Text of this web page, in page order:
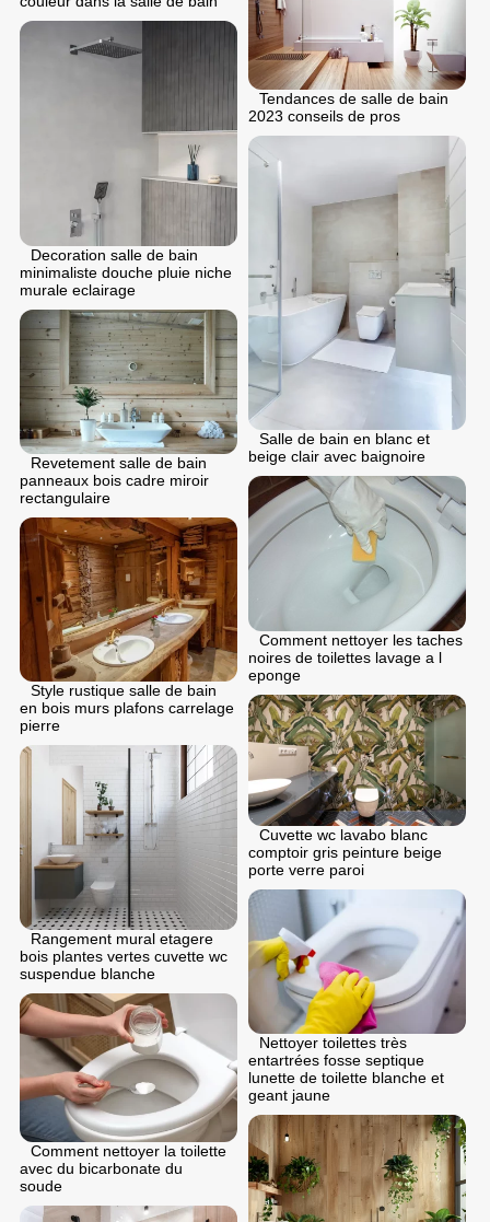
Tendances de salle de bain
2023 conseils de pros
Decoration salle de bain
minimaliste douche pluie niche
murale eclairage
Salle de bain en blanc et
beige clair avec baignoire
Revetement salle de bain
panneaux bois cadre miroir
rectangulaire
Comment nettoyer les taches
noires de toilettes lavage a l
eponge
Style rustique salle de bain
en bois murs plafons carrelage
pierre
Cuvette wc lavabo blanc
comptoir gris peinture beige
porte verre paroi
Rangement mural etagere
bois plantes vertes cuvette wc
suspendue blanche
Nettoyer toilettes très
entartrées fosse septique
lunette de toilette blanche et
geant jaune
Comment nettoyer la toilette
avec du bicarbonate du
soude